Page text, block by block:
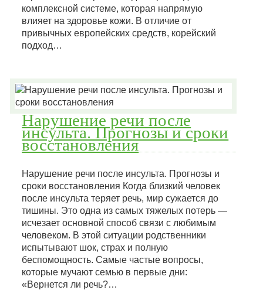
комплексной системе, которая напрямую
влияет на здоровье кожи. В отличие от
привычных европейских средств, корейский
подход…
Нарушение речи после
инсульта. Прогнозы и сроки
восстановления
Нарушение речи после инсульта. Прогнозы и
сроки восстановления Когда близкий человек
после инсульта теряет речь, мир сужается до
тишины. Это одна из самых тяжелых потерь —
исчезает основной способ связи с любимым
человеком. В этой ситуации родственники
испытывают шок, страх и полную
беспомощность. Самые частые вопросы,
которые мучают семью в первые дни:
«Вернется ли речь?…